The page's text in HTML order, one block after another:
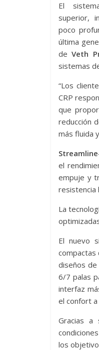
El
superior,
poco
última
deVeth
sistemas
“Los
CRP
que
reducción
más fluida
el
empuje y
resistencia
La
El nuevo
compactas
diseños
6/7 palas
interfaz
el confort
Gracias a
los